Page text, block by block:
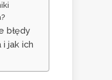
błędy
jak ich